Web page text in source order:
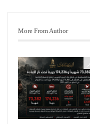
More From Author